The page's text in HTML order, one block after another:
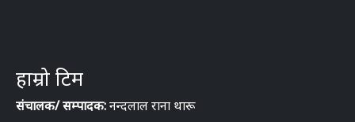
हाम्रो टिम
संचालक/ सम्पादक:नन्दलाल राना थारू